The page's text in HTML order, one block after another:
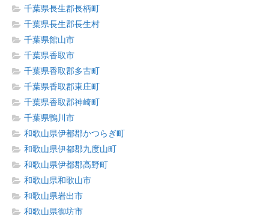
千葉県長生郡長柄町
千葉県長生郡長生村
千葉県館山市
千葉県香取市
千葉県香取郡多古町
千葉県香取郡東庄町
千葉県香取郡神崎町
千葉県鴨川市
和歌山県伊都郡かつらぎ町
和歌山県伊都郡九度山町
和歌山県伊都郡高野町
和歌山県和歌山市
和歌山県岩出市
和歌山県御坊市